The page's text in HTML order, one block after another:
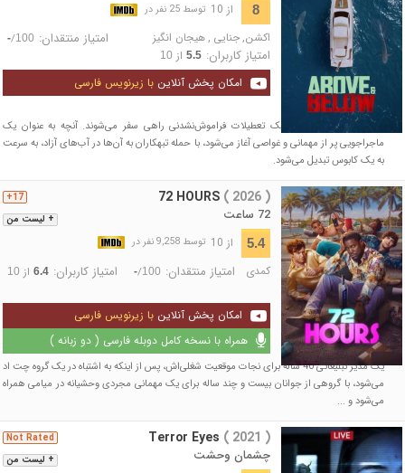
8 از 10 توسط 25 نفر در
اکشن,جنایی ,هیجان انگیز امتیاز منتقدان: -/100
امتیاز کاربران: 5.5از 10
امکان پخش آنلاین با زیرنویس فارسی
گروهی از دوستان برای یک تعطیلات فراموش‌نشدنی راهی سفر می‌شوند. آنچه به عنوان یک
ماجراجویی پر از مهمانی و غواصی آغاز می‌شود، با حمله تبهکاران به آن‌ها در آب‌های آزاد، به سرعت
به یک کابوس تبدیل می‌شود.
+ لیست من
17+ 72 HOURS ( 2026 )
72 ساعت
5.4 از 10 توسط 9,258 نفر در
کمدی امتیاز منتقدان: -/100 امتیاز کاربران: 6.4از 10
امکان پخش آنلاین با زیرنویس فارسی
همراه با نسخه کامل دوبله فارسی ( دو زبانه )
یک مدیر تبلیغاتی 40 ساله برای نجات موقعیت شغلی‌اش، پس از اینکه به اشتباه در یک گروه چت اد
می‌شود، با گروهی از جوانان بیست و چند ساله برای یک مهمانی مجردی وحشیانه در میامی همراه
می‌شود و ...
+ لیست من
Not Rated Terror Eyes ( 2021 )
چشمان وحشت